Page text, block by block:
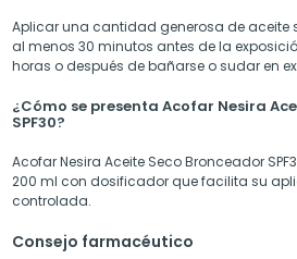
Aplicar una cantidad generosa de aceite
al menos 30 minutos antes de la
horas o después de bañarse o sudar en
¿Cómo se presenta Acofar Nesira
SPF30?
Acofar Nesira Aceite Seco Bronceador
200 ml con dosificador que facilita su
controlada.
Consejo farmacéutico